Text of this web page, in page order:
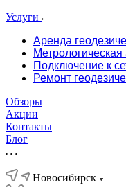
Услуги
Аренда
Подключение к
Ремонт
Обзоры
Акции
Контакты
Блог
Новосибирск